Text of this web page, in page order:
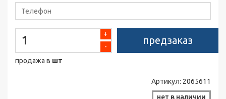
-
+
продажа в шт
предзаказ
Артикул: 2065611
нет в наличии